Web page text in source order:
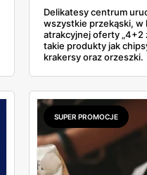
Delikatesy centrum
wszystkie przekąski, w
atrakcyjnej oferty „4+2
takie produkty jak
krakersy oraz orzeszki.
SUPER PROMOCJE